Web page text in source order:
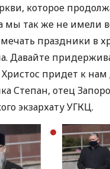
которое
мы так же не имели
праздники в
Давайте
придет к
Степан, отец
экзархату УГКЦ.